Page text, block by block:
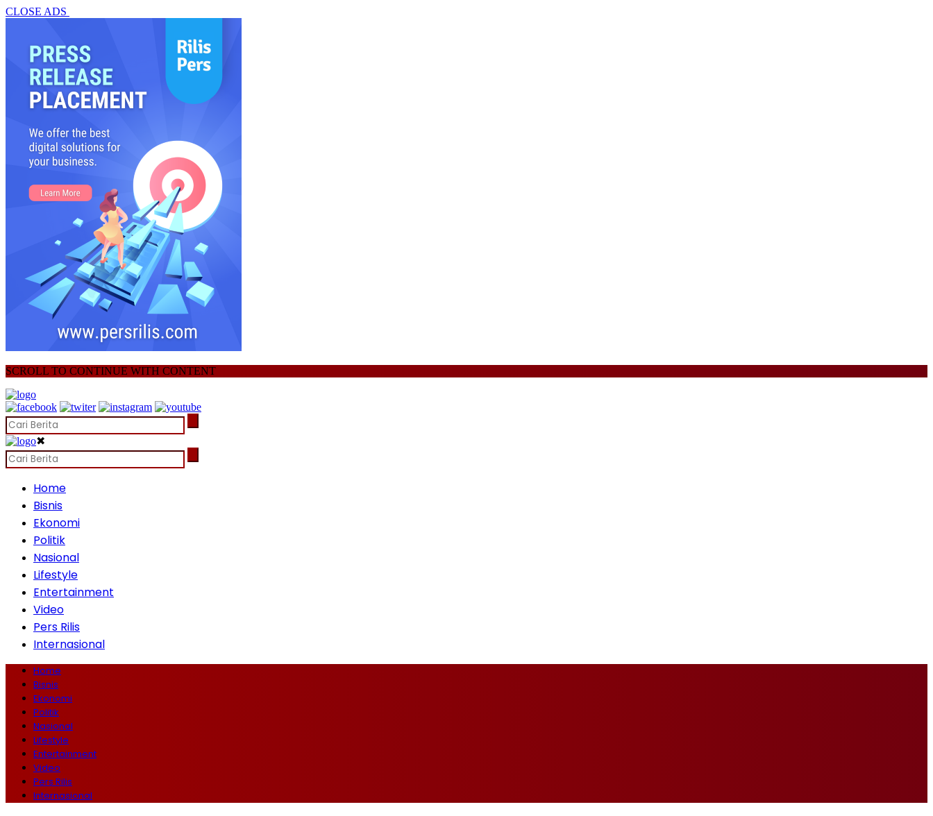
CLOSE ADS
SCROLL TO CONTINUE WITH CONTENT
✖
Home
Bisnis
Ekonomi
Politik
Nasional
Lifestyle
Entertainment
Video
Pers Rilis
Internasional
Home
Bisnis
Ekonomi
Politik
Nasional
Lifestyle
Entertainment
Video
Pers Rilis
Internasional